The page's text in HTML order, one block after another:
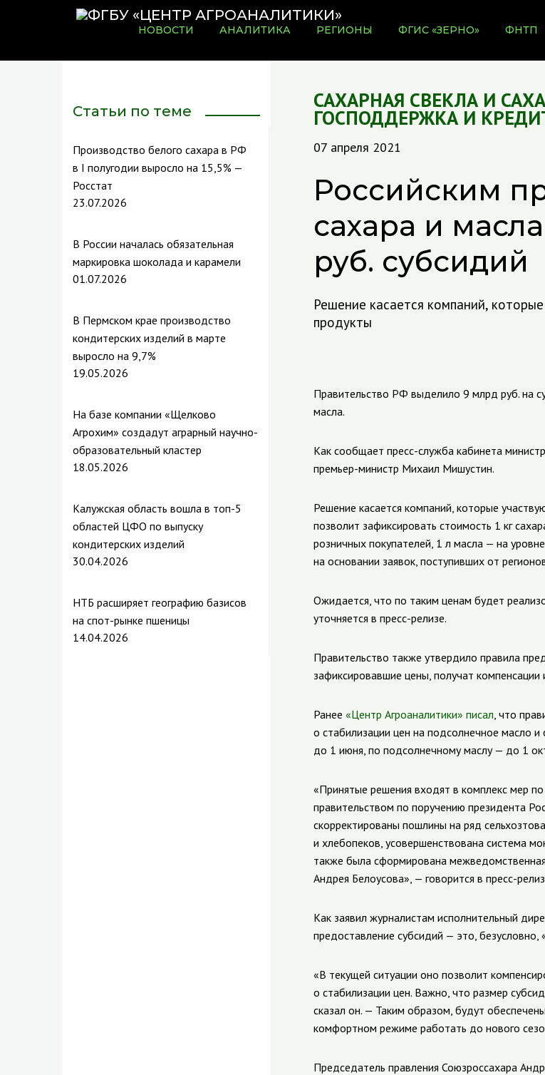
НОВОСТИ АНАЛИТИКА РЕГИОНЫ ФГИС «ЗЕРНО» ФНТП
Статьи по теме
Производство белого сахара в РФ
в I полугодии выросло на 15,5% —
Росстат
23.07.2026
В России началась обязательная
маркировка шоколада и карамели
01.07.2026
В Пермском крае производство
кондитерских изделий в марте
выросло на 9,7%
19.05.2026
На базе компании «Щелково
Агрохим» создадут аграрный научно-
образовательный кластер
18.05.2026
Калужская область вошла в топ-5
областей ЦФО по выпуску
кондитерских изделий
30.04.2026
НТБ расширяет географию базисов
на спот-рынке пшеницы
14.04.2026
САХАРНАЯ СВЕКЛА И
ГОСПОДДЕРЖКА И
07 апреля 2021
Российским
сахара и
руб. субсидий
Решение касается компаний,
продукты
Правительство РФ выделило 9 млрд руб. на
масла.
Как сообщает пресс-службакабинета
премьер-министр Михаил Мишустин.
Решение касается компаний, которые
позволит зафиксировать стоимость 1 кг
розничных покупателей, 1 л масла — на
на основании заявок, поступивших от
Ожидается, что по таким ценам будет
уточняется в пресс-релизе.
Правительство также утвердило правила
зафиксировавшие цены, получат компенсации
Ранее «Центр Агроаналитики» писал, что
о стабилизации цен на подсолнечное масло и
до 1 июня, по подсолнечному маслу — до 1
«Принятые решения входят в комплекс мер
правительством по поручению президента
скорректированы пошлины на ряд
и хлебопеков, усовершенствована система
также была сформирована
Андрея Белоусова», — говорится в пресс-
Как заявил журналистам исполнительный
предоставление субсидий — это,
«В текущей ситуации оно позволит
о стабилизации цен. Важно, что размер
сказал он. — Таким образом, будут
комфортном режиме работать до нового
Председатель правления Союзроссахара